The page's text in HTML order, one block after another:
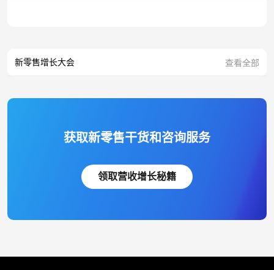
新零售增长大会 查看全部
获取新零售干货和咨询服务
领取营收增长秘籍